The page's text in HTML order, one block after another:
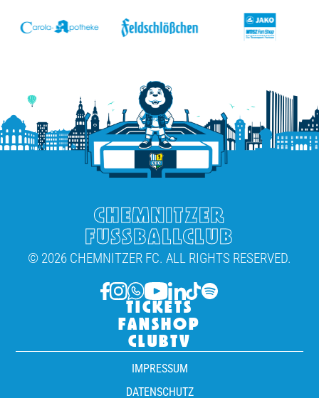
CHEMNITZER
FUSSBALLCLUB
© 2026 CHEMNITZER FC. ALL RIGHTS RESERVED.
TICKETS
FANSHOP
CLUBTV
IMPRESSUM
DATENSCHUTZ